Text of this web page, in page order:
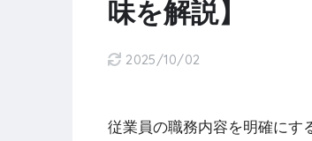
味を解説】
2025/10/02
従業員の職務内容を明確にす